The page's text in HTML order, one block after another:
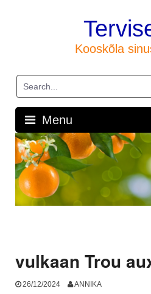
Kooskõla
Menu
vulkaan Trou
26/12/2024 ANNIKA